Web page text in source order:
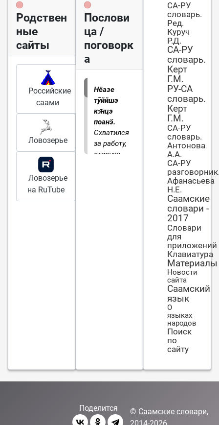
Родствен
ные
сайты
Российские
саами
Ловозерье
Ловозерье
на RuTube
Послови
ца /
поговорк
а
Нёазе
тӯййшэ
кэ̄нцэ
поанӭ.
Схватился
за работу,
стиснув
СА-РУ
словарь.
Ред.
Куруч
Р.Д.
СА-РУ
словарь.
Керт
Г.М.
РУ-СА
словарь.
Керт
Г.М.
СА-РУ
словарь.
Антонова
А.А.
СА-РУ
Афанасьева
Н.Е.
Саамские
словари -
2017
Словари
для
приложений
Клавиатура
Материалы
Новости
сайта
Саамский
язык
О
языках
народов
Поиск
по
сайту
Поделится © Саамские словари,